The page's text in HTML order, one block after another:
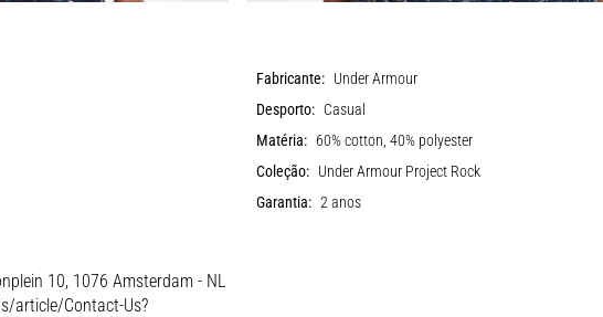
Fabricante: Under Armour
Desporto: Casual
Matéria: 60% cotton, 40% polyester
Coleção: Under Armour Project Rock
Garantia: 2 anos
10, 1076 Amsterdam - NL
article/Contact-Us?